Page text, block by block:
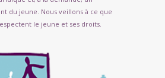
du jeune. Nous veillons à ce que
le jeune et ses droits.